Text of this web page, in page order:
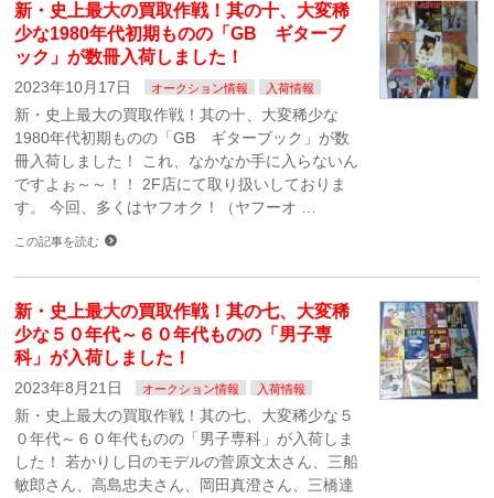
新・史上最大の買取作戦！其の十、大変稀
少な1980年代初期ものの「GB ギターブ
ック」が数冊入荷しました！
2023年10月17日 オークション情報 入荷情報
新・史上最大の買取作戦！其の十、大変稀少な
1980年代初期ものの「GB ギターブック」が数
冊入荷しました！ これ、なかなか手に入らないん
ですよぉ～～！！ 2F店にて取り扱いしておりま
す。 今回、多くはヤフオク！（ヤフーオ …
この記事を読む
新・史上最大の買取作戦！其の七、大変稀
少な５０年代～６０年代ものの「男子専
科」が入荷しました！
2023年8月21日 オークション情報 入荷情報
新・史上最大の買取作戦！其の七、大変稀少な５
０年代～６０年代ものの「男子専科」が入荷しま
した！ 若かりし日のモデルの菅原文太さん、三船
敏郎さん、高島忠夫さん、岡田真澄さん、三橋達